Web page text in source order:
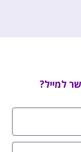
למייל?